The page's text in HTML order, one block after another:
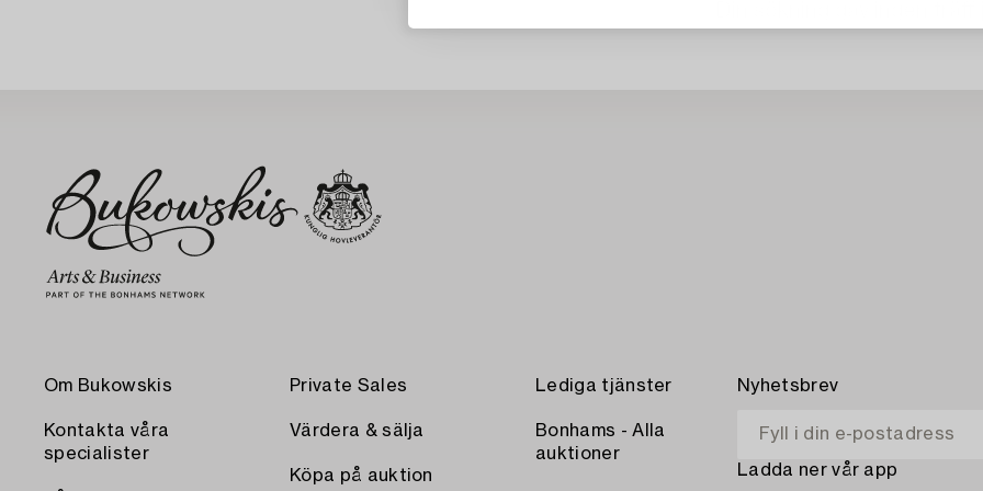
Om Bukowskis
Kontakta våra
specialister
Private Sales
Värdera & sälja
Köpa på auktion
Lediga tjänster
Bonhams - Alla
auktioner
Nyhetsbrev
Ladda ner vår app